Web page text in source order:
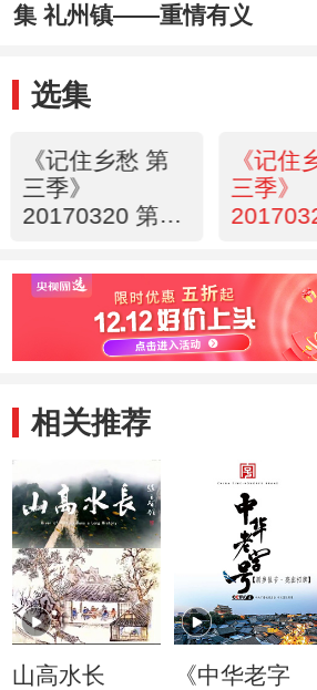
集 礼州镇——重情有义
选集
《记住乡愁 第
三季》
20170320 第五
——情系“祖宗
海”
《记住
三季》
20170321
——重
相关推荐
山高水长
《中华老字